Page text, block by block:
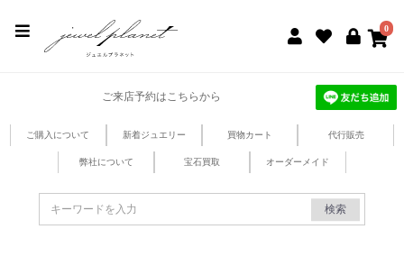
0
ご来店予約はこちらから
ご購入について 新着ジュエリー 買物カート 代行販売
弊社について 宝石買取 オーダーメイド
検索